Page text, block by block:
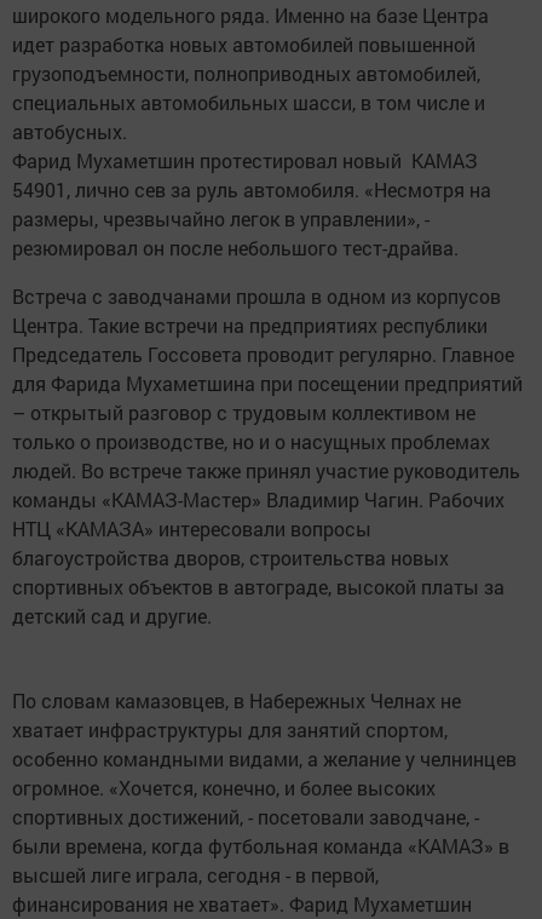
широкого модельного ряда. Именно на базе Центра
идет разработка новых автомобилей повышенной
грузоподъемности, полноприводных автомобилей,
специальных автомобильных шасси, в том числе и
автобусных.
Фарид Мухаметшин протестировал новый КАМАЗ
54901, лично сев за руль автомобиля. «Несмотря на
размеры, чрезвычайно легок в управлении», -
резюмировал он после небольшого тест-драйва.
Встреча с заводчанами прошла в одном из корпусов
Центра. Такие встречи на предприятиях республики
Председатель Госсовета проводит регулярно. Главное
для Фарида Мухаметшина при посещении предприятий
– открытый разговор с трудовым коллективом не
только о производстве, но и о насущных проблемах
людей. Во встрече также принял участие руководитель
команды «КАМАЗ-Мастер» Владимир Чагин. Рабочих
НТЦ «КАМАЗА» интересовали вопросы
благоустройства дворов, строительства новых
спортивных объектов в автограде, высокой платы за
детский сад и другие.
По словам камазовцев, в Набережных Челнах не
хватает инфраструктуры для занятий спортом,
особенно командными видами, а желание у челнинцев
огромное. «Хочется, конечно, и более высоких
спортивных достижений, - посетовали заводчане, -
были времена, когда футбольная команда «КАМАЗ» в
высшей лиге играла, сегодня - в первой,
финансирования не хватает». Фарид Мухаметшин